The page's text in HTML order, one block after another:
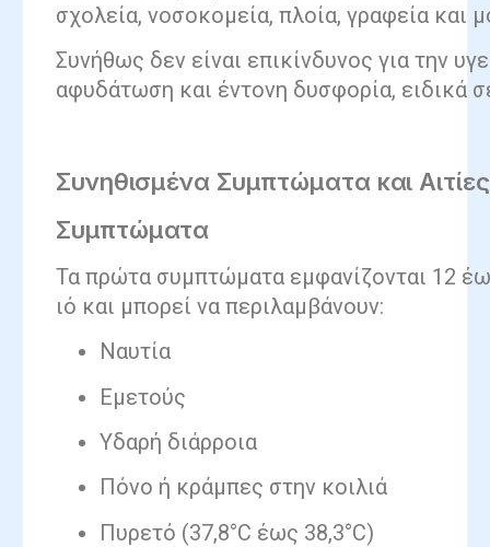
σχολεία, νοσοκομεία, πλοία, γραφεία και
Συνήθως δεν είναι επικίνδυνος για την
αφυδάτωση και έντονη δυσφορία, ειδικά
Συνηθισμένα Συμπτώματα και
Συμπτώματα
Τα πρώτα συμπτώματα εμφανίζονται 12
ιό και μπορεί να περιλαμβάνουν:
Ναυτία
Εμετούς
Υδαρή διάρροια
Πόνο ή κράμπες στην κοιλιά
Πυρετό (37,8°C έως 38,3°C)